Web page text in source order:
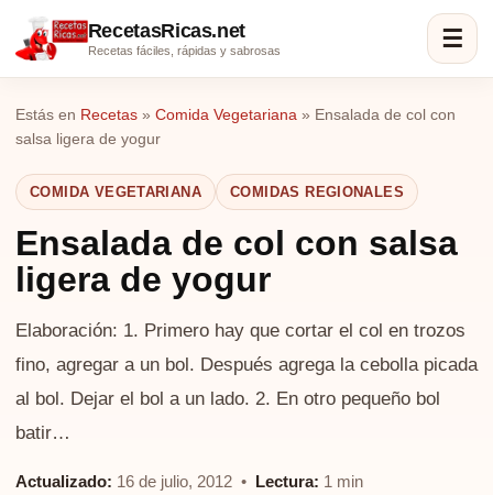
RecetasRicas.net
Recetas fáciles, rápidas y sabrosas ☰
Estás en Recetas » Comida Vegetariana » Ensalada de col con
salsa ligera de yogur
COMIDA VEGETARIANA COMIDAS REGIONALES
Ensalada de col con salsa
ligera de yogur
Elaboración: 1. Primero hay que cortar el col en trozos
fino, agregar a un bol. Después agrega la cebolla picada
al bol. Dejar el bol a un lado. 2. En otro pequeño bol
batir…
Actualizado: 16 de julio, 2012 • Lectura: 1 min